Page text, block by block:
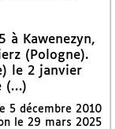
à Kawenezyn,
(Pologne).
le 2 janvier
(…)
5 décembre 2010
le 29 mars 2025